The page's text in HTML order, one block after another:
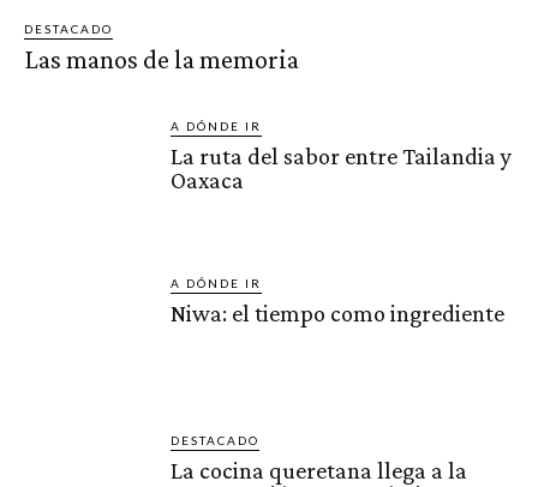
DESTACADO
Las manos de la memoria
A DÓNDE IR
La ruta del sabor entre Tailandia y
Oaxaca
A DÓNDE IR
Niwa: el tiempo como ingrediente
DESTACADO
La cocina queretana llega a la